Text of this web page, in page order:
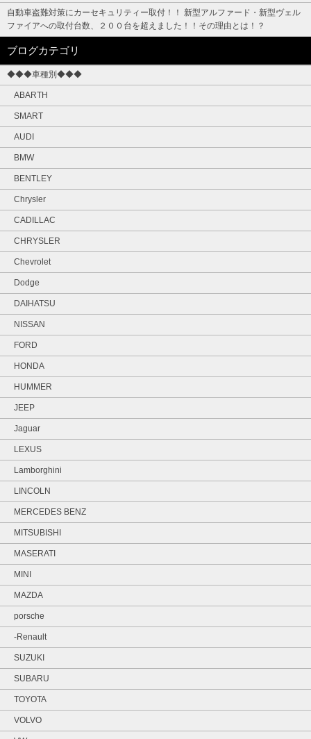
自動車盗難対策にカーセキュリティー取付！！ 新型アルファード・新型ヴェル
ファイアへの取付台数、２００台を超えました！！その理由とは！？
ブログカテゴリ
◆◆◆車種別◆◆◆
ABARTH
SMART
AUDI
BMW
BENTLEY
Chrysler
CADILLAC
CHRYSLER
Chevrolet
Dodge
DAIHATSU
NISSAN
FORD
HONDA
HUMMER
JEEP
Jaguar
LEXUS
Lamborghini
LINCOLN
MERCEDES BENZ
MITSUBISHI
MASERATI
MINI
MAZDA
porsche
-Renault
SUZUKI
SUBARU
TOYOTA
VOLVO